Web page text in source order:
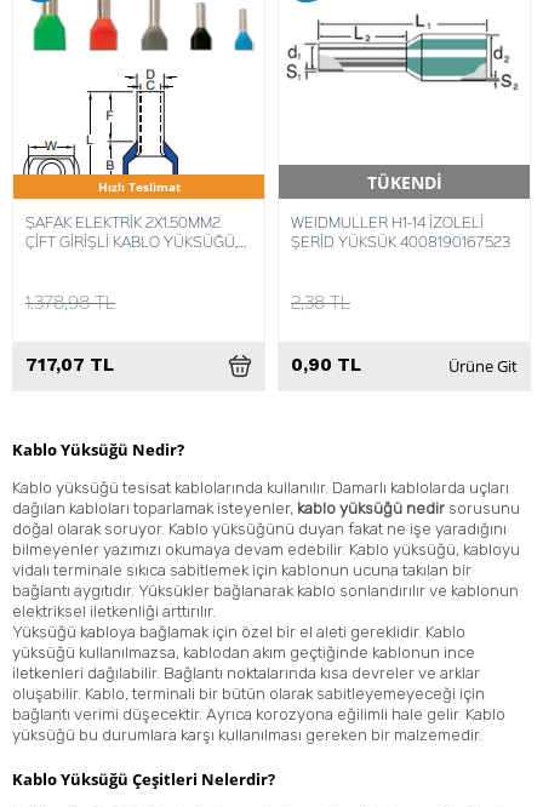
Hızlı Teslimat
ŞAFAK ELEKTRİK 2X1.50MM2
ÇİFT GİRİŞLİ KABLO YÜKSÜĞÜ,
1.378,98 TL
717,07 TL
TÜKENDİ
Hızlı Teslimat
WEIDMULLER H1-14 İZOLELİ
ŞERİD YÜKSÜK 4008190167523
2,38 TL
0,90 TL Ürüne Git
Kablo Yüksüğü Nedir?
Kablo yüksüğü tesisat kablolarında kullanılır. Damarlı kablolarda uçları
dağılan kabloları toparlamak isteyenler, kablo yüksüğü nedir sorusunu
doğal olarak soruyor. Kablo yüksüğünü duyan fakat ne işe yaradığını
bilmeyenler yazımızı okumaya devam edebilir. Kablo yüksüğü, kabloyu
vidalı terminale sıkıca sabitlemek için kablonun ucuna takılan bir
bağlantı aygıtıdır. Yüksükler bağlanarak kablo sonlandırılır ve kablonun
elektriksel iletkenliği arttırılır.
Yüksüğü kabloya bağlamak için özel bir el aleti gereklidir. Kablo
yüksüğü kullanılmazsa, kablodan akım geçtiğinde kablonun ince
iletkenleri dağılabilir. Bağlantı noktalarında kısa devreler ve arklar
oluşabilir. Kablo, terminali bir bütün olarak sabitleyemeyeceği için
bağlantı verimi düşecektir. Ayrıca korozyona eğilimli hale gelir. Kablo
yüksüğü bu durumlara karşı kullanılması gereken bir malzemedir.
Kablo Yüksüğü Çeşitleri Nelerdir?